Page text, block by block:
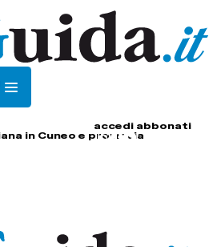
accedi abbonati
in Cuneo e provincia